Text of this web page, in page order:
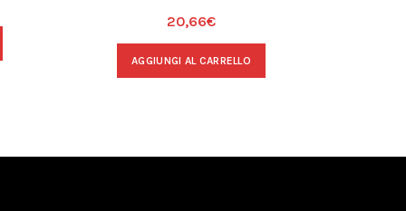
20,66€
AGGIUNGI AL CARRELLO